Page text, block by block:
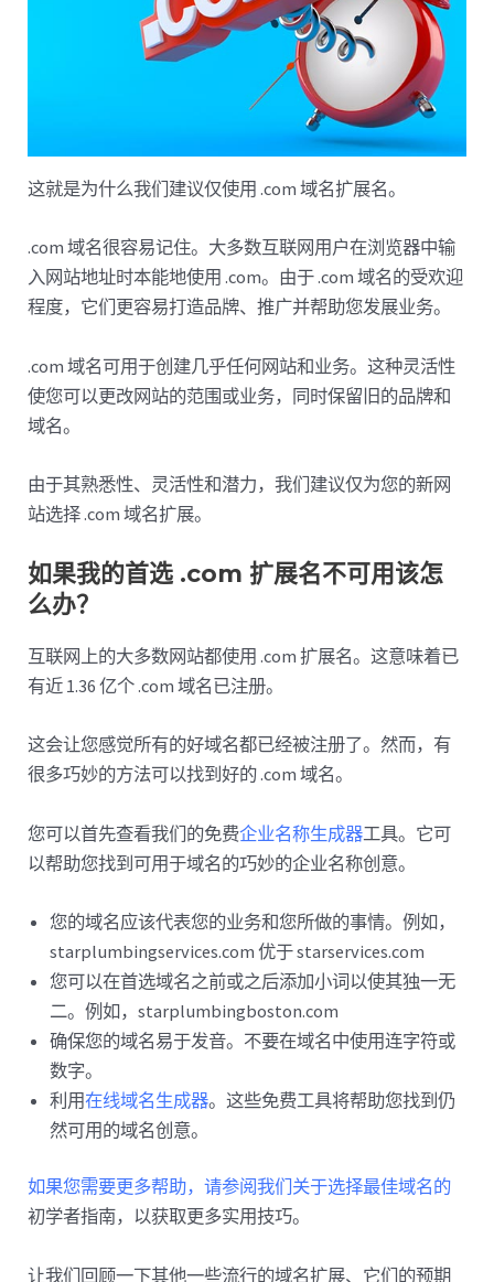
这就是为什么我们建议仅使用 .com 域名扩展名。
.com 域名很容易记住。大多数互联网用户在浏览器中输
入网站地址时本能地使用 .com。由于 .com 域名的受欢迎
程度，它们更容易打造品牌、推广并帮助您发展业务。
.com 域名可用于创建几乎任何网站和业务。这种灵活性
使您可以更改网站的范围或业务，同时保留旧的品牌和
域名。
由于其熟悉性、灵活性和潜力，我们建议仅为您的新网
站选择 .com 域名扩展。
如果我的首选 .com 扩展名不可用该怎
么办？
互联网上的大多数网站都使用 .com 扩展名。这意味着已
有近 1.36 亿个 .com 域名已注册。
这会让您感觉所有的好域名都已经被注册了。然而，有
很多巧妙的方法可以找到好的 .com 域名。
您可以首先查看我们的免费企业名称生成器工具。它可
以帮助您找到可用于域名的巧妙的企业名称创意。
您的域名应该代表您的业务和您所做的事情。例如，
starplumbingservices.com 优于 starservices.com
您可以在首选域名之前或之后添加小词以使其独一无
二。例如，starplumbingboston.com
确保您的域名易于发音。不要在域名中使用连字符或
数字。
利用在线域名生成器。这些免费工具将帮助您找到仍
然可用的域名创意。
如果您需要更多帮助，请参阅我们关于选择最佳域名的
初学者指南，以获取更多实用技巧。
让我们回顾一下其他一些流行的域名扩展、它们的预期